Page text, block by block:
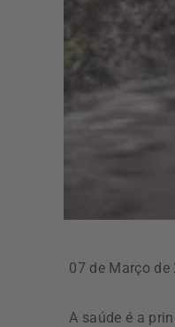
07 de Março de
A saúde é a